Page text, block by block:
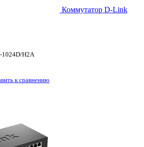
Коммутатор D-Link
1024D/H2A
к сравнению